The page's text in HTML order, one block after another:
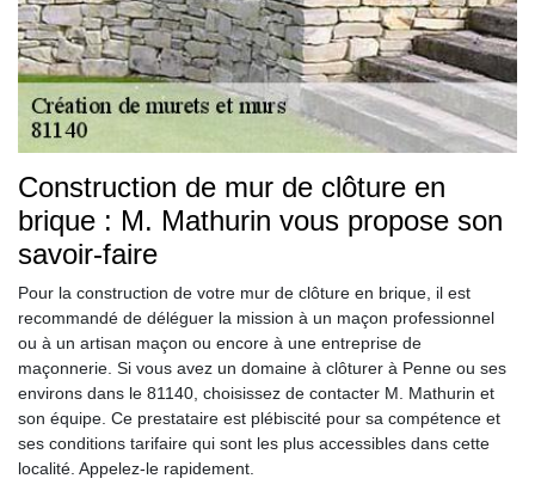
Construction de mur de clôture en
brique : M. Mathurin vous propose son
savoir-faire
Pour la construction de votre mur de clôture en brique, il est
recommandé de déléguer la mission à un maçon professionnel
ou à un artisan maçon ou encore à une entreprise de
maçonnerie. Si vous avez un domaine à clôturer à Penne ou ses
environs dans le 81140, choisissez de contacter M. Mathurin et
son équipe. Ce prestataire est plébiscité pour sa compétence et
ses conditions tarifaire qui sont les plus accessibles dans cette
localité. Appelez-le rapidement.